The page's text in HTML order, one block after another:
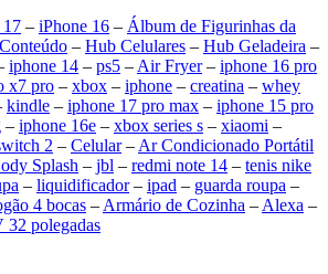
17 – iPhone 16 – Álbum de Figurinhas da
– Hub Celulares – Hub Geladeira –
iphone 14 – ps5 – Air Fryer– iphone 16 pro
x7 pro – xbox – iphone – creatina – whey
kindle – iphone 17 pro max – iphone 15 pro
– iphone 16e – xbox series s – xiaomi –
2 – Celular– Ar Condicionado Portátil
Splash – jbl – redmi note 14 – tenis nike
– liquidificador– ipad – guarda roupa –
4 bocas – Armário de Cozinha – Alexa –
32 polegadas